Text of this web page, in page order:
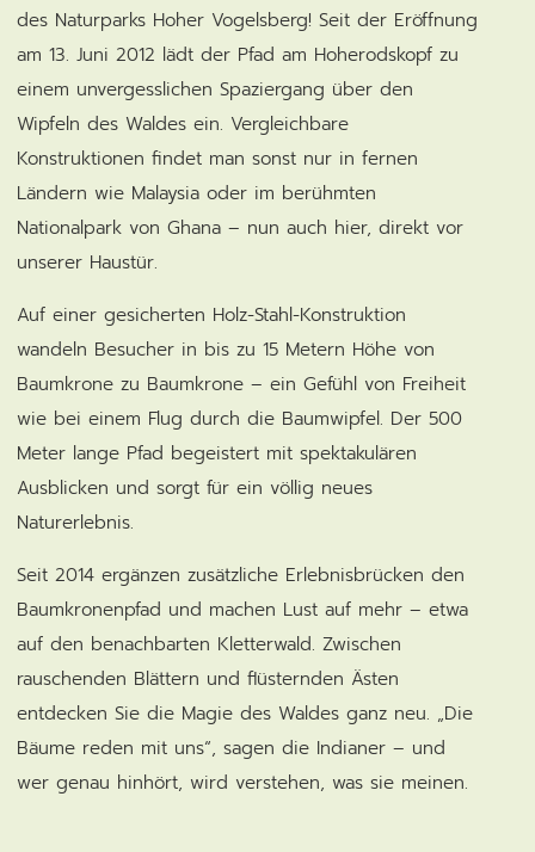
des Naturparks Hoher Vogelsberg! Seit der Eröffnung
am 13. Juni 2012 lädt der Pfad am Hoherodskopf zu
einem unvergesslichen Spaziergang über den
Wipfeln des Waldes ein. Vergleichbare
Konstruktionen findet man sonst nur in fernen
Ländern wie Malaysia oder im berühmten
Nationalpark von Ghana – nun auch hier, direkt vor
unserer Haustür.
Auf einer gesicherten Holz-Stahl-Konstruktion
wandeln Besucher in bis zu 15 Metern Höhe von
Baumkrone zu Baumkrone – ein Gefühl von Freiheit
wie bei einem Flug durch die Baumwipfel. Der 500
Meter lange Pfad begeistert mit spektakulären
Ausblicken und sorgt für ein völlig neues
Naturerlebnis.
Seit 2014 ergänzen zusätzliche Erlebnisbrücken den
Baumkronenpfad und machen Lust auf mehr – etwa
auf den benachbarten Kletterwald. Zwischen
rauschenden Blättern und flüsternden Ästen
entdecken Sie die Magie des Waldes ganz neu. „Die
Bäume reden mit uns“, sagen die Indianer – und
wer genau hinhört, wird verstehen, was sie meinen.